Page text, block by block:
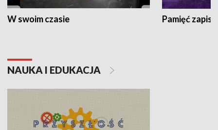
W swoim czasie Pamięć
NAUKA I EDUKACJA